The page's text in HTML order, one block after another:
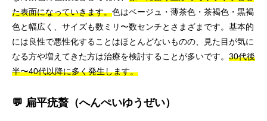
た表面になっていきます。色はベージュ・薄茶色・茶褐色・黒褐
色と幅広く、サイズも数ミリ〜数センチとさまざまです。基本的
には良性で悪性化することはほとんどないものの、見た目が気に
なる方や増えてきた方は治療を検討することが多いです。 30代後
半〜40代以降に多く発生します。
💬 扁平疣贅（へんぺいゆうぜい）